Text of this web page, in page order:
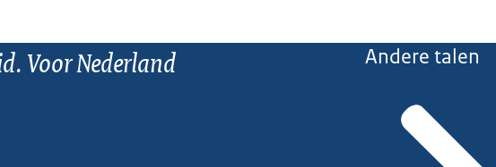
Voor Nederland Andere talen